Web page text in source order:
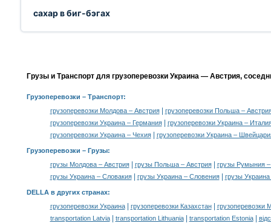
сахар в биг-бэгах
Грузы и Транспорт для грузоперевозки Украина — Австрия,
Грузоперевозки – Транспорт:
грузоперевозки Молдова – Австрия|
грузоперевозки Польша –
грузоперевозки Украина – Германия|
грузоперевозки Украина –
грузоперевозки Украина – Чехия| грузоперевозки Украина –
Грузоперевозки – Грузы:
грузы Молдова – Австрия| грузы Польша – Австрия|
грузы Румыния –
грузы Украина – Словакия| грузы Украина – Словения| грузы
DELLA в других странах:
грузоперевозки Украина| грузоперевозки Казахстан|
грузоперевозки
transportation Latvia| transportation Lithuania| transportation Estonia|